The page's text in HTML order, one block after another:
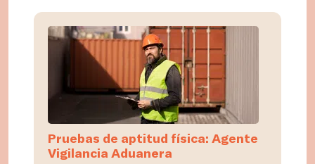
Pruebas de aptitud física: Agente
Vigilancia Aduanera